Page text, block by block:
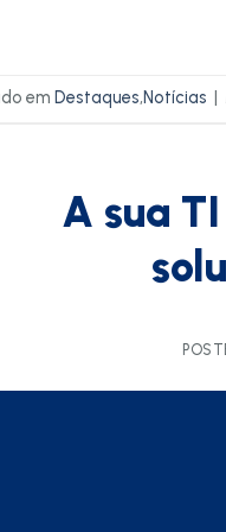
em Destaques,Notícias
A sua